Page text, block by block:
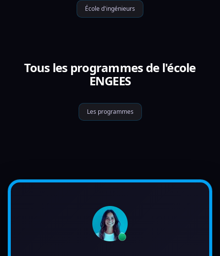
École d'ingénieurs
Tous les programmes de l'école
ENGEES
Les programmes